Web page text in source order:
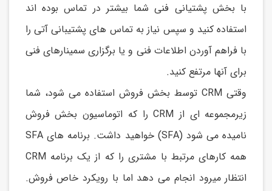
با بخش پشتیانی فنی شما بیشتر در تماس بوده اند
استفاده کنید و سپس نیاز به تماس های پشتیبانی آتی را
با فراهم آوردن اطلاعات فنی و يا برگزاری سمینارهای فنی
برای آنها مرتفع کنید.
وقتی CRM توسط بخش فروش استفاده می شود، شما
زيرمجموعه ای از CRM را که اتوماسیون بخش فروش
نامیده می شود (SFA) خواهید داشت. برنامه های SFA
همه کارهای مرتبط با مشتری را که از يک برنامه CRM
انتظار میرود انجام می دهد اما با رويکرد خاص فروش.